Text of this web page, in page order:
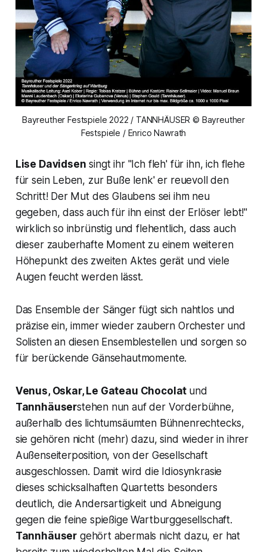
Bayreuther Festspiele 2022 / TANNHÄUSER © Bayreuther
Festspiele / Enrico Nawrath
Lise Davidsen singt ihr "Ich fleh' für ihn, ich flehe
für sein Leben, zur Buße lenk' er reuevoll den
Schritt! Der Mut des Glaubens sei ihm neu
gegeben, dass auch für ihn einst der Erlöser lebt!"
wirklich so inbrünstig und flehentlich, dass auch
dieser zauberhafte Moment zu einem weiteren
Höhepunkt des zweiten Aktes gerät und viele
Augen feucht werden lässt.
Das Ensemble der Sänger fügt sich nahtlos und
präzise ein, immer wieder zaubern Orchester und
Solisten an diesen Ensemblestellen und sorgen so
für berückende Gänsehautmomente.
Venus, Oskar, Le Gateau Chocolat und
Tannhäuserstehen nun auf der Vorderbühne,
außerhalb des lichtumsäumten Bühnenrechtecks,
sie gehören nicht (mehr) dazu, sind wieder in ihrer
Außenseiterposition, von der Gesellschaft
ausgeschlossen. Damit wird die Idiosynkrasie
dieses schicksalhaften Quartetts besonders
deutlich, die Andersartigkeit und Abneigung
gegen die feine spießige Wartburggesellschaft.
Tannhäuser gehört abermals nicht dazu, er hat